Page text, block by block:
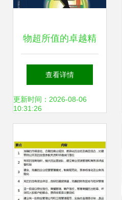
物超所值的卓越精
算商业管理系统
——成都卓越精算
的专业之道
查看详情
更新时间：2026-08-06
10:31:26